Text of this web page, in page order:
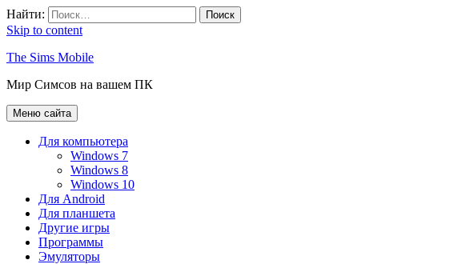
Найти:
Skip to content
The Sims Mobile
Мир Симсов на вашем ПК
Меню сайта
Для компьютера
Windows 7
Windows 8
Windows 10
Для Android
Для планшета
Другие игры
Программы
Эмуляторы